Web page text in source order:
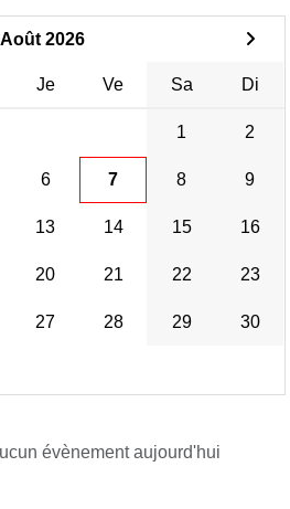
Août 2026
Je Ve Sa Di
1 2
6 7 8 9
13 14 15 16
20 21 22 23
27 28 29 30
évènement aujourd'hui